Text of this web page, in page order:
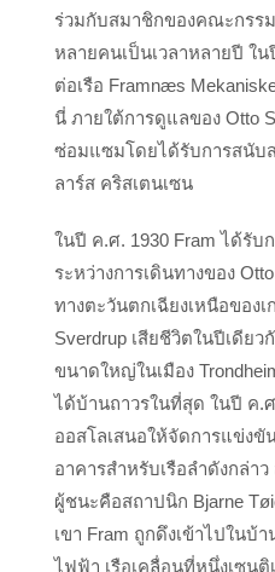
ร่วมกับสมาชิกของคณะกรร
หลายคนเป็นเวลาหลายปี ใ
ต่อเรือ Framnæs
นี่ ภายใต้การดูแลของ Otto
ซ่อมแซมโดยได้รับการสนับ
ลาร์ส คริสเตนเซน
ในปี ค.ศ. 1930 Fram ได้รั
ระหว่างการเดินทางของ
ทางตะวันตกเฉียงเหนือของ
Sverdrup เสียชีวิตในปีเดีย
ขนาดใหญ่ในเมือง
ได้บ้านถาวรในที่สุด ในปี ค.
ออสโลเสนอให้จัดการแข่ง
อาคารสำหรับเรือลำดังกล่า
ผู้ชนะคือสถาปนิก Bjarne
เขา Fram ถูกดึงเข้าไปในบ้
ไฟฟ้า เรือเคลื่อนที่หนึ่งเซน